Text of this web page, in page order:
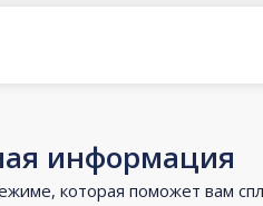
информация
которая поможет вам